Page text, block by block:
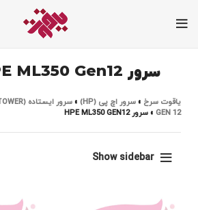
سرور HPE ML350 Gen12
یاقوت سرخ »سرور اچ پی (HP) »سرور ایستاده HP ML (TOWER)
GEN 12
»سرور HPE ML350 GEN12
Show sidebar